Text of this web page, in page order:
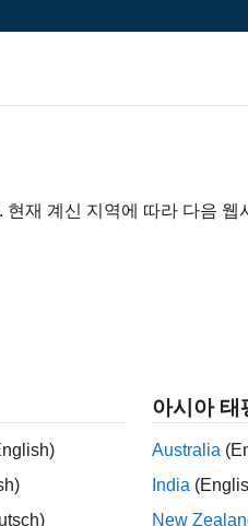
to make an
재 계신 지역에 따라 다음 웹
아시아 태
Australia
India
New